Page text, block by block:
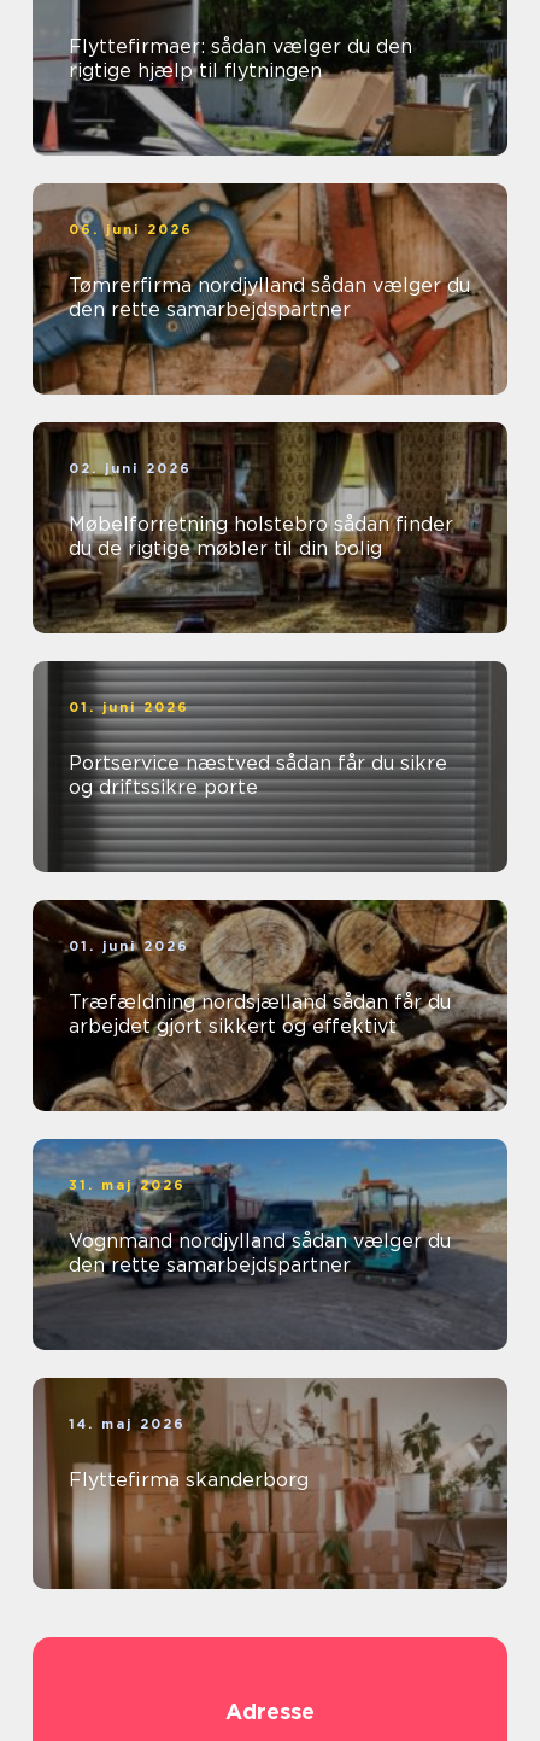
Flyttefirmaer: sådan vælger du den
rigtige hjælp til flytningen
06. juni 2026
Tømrerfirma nordjylland sådan vælger du
den rette samarbejdspartner
02. juni 2026
Møbelforretning holstebro sådan finder
du de rigtige møbler til din bolig
01. juni 2026
Portservice næstved sådan får du sikre
og driftssikre porte
01. juni 2026
Træfældning nordsjælland sådan får du
arbejdet gjort sikkert og effektivt
31. maj 2026
Vognmand nordjylland sådan vælger du
den rette samarbejdspartner
14. maj 2026
Flyttefirma skanderborg
Adresse